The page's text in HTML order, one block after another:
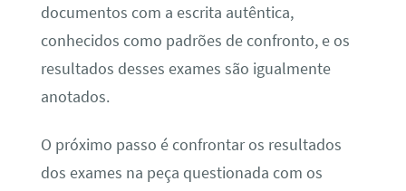
documentos com a escrita autêntica,
conhecidos como padrões de confronto, e os
resultados desses exames são igualmente
anotados.
O próximo passo é confrontar os resultados
dos exames na peça questionada com os